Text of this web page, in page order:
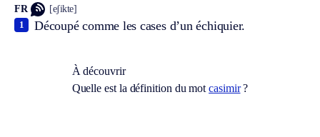
FR [eʃikte]
Découpé comme les cases d’un échiquier.
1
À découvrir
Quelle est la définition du motcasimir?